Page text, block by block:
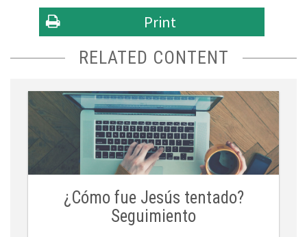
Print
RELATED CONTENT
¿Cómo fue Jesús tentado?
Seguimiento